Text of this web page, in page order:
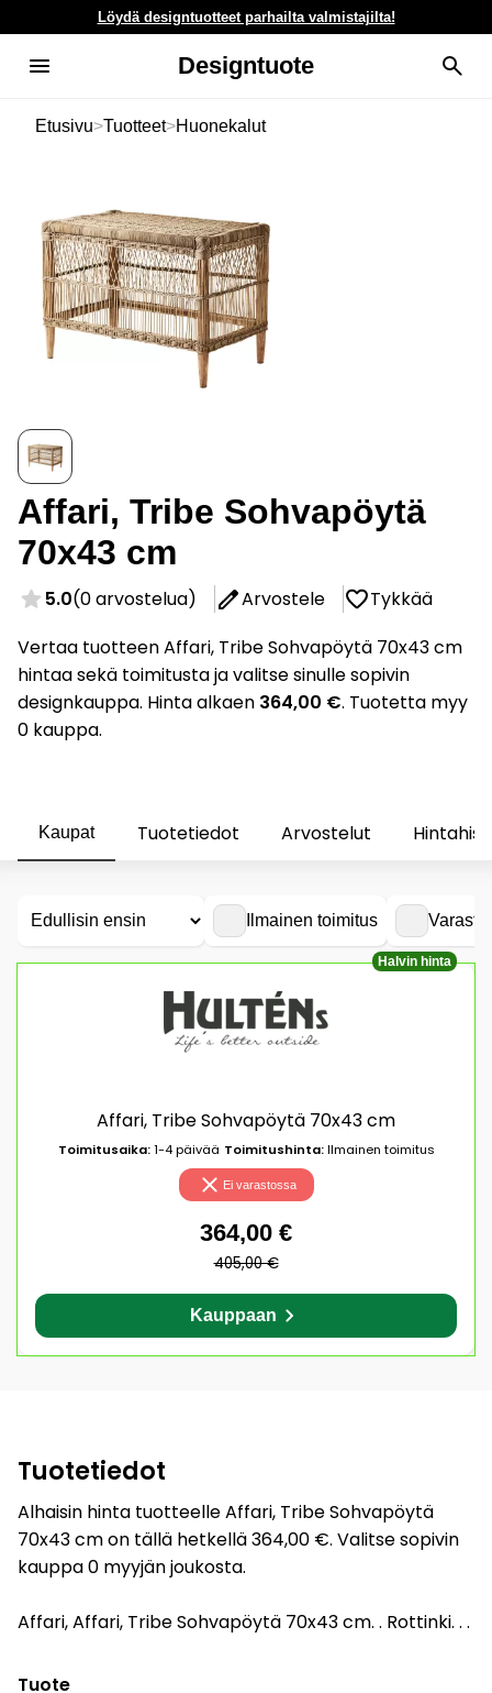
Löydä designtuotteet parhailta valmistajilta!
Designtuote
Etusivu>Tuotteet>Huonekalut
Affari, Tribe Sohvapöytä
70x43 cm
5.0(0 arvostelua) Arvostele
Tykkää
Vertaa tuotteen Affari, Tribe Sohvapöytä 70x43 cm
hintaa sekä toimitusta ja valitse sinulle sopivin
designkauppa. Hinta alkaen 364,00 €. Tuotetta myy
0 kauppa.
Kaupat Tuotetiedot Arvostelut
Ilmainen toimitus
Halvin hinta
Affari, Tribe Sohvapöytä 70x43 cm
Toimitusaika:1-4 päivää Toimitushinta:Ilmainen toimitus
Ei varastossa
364,00 €
405,00 €
Kauppaan
Tuotetiedot
Alhaisin hinta tuotteelle Affari, Tribe Sohvapöytä
70x43 cm on tällä hetkellä 364,00 €. Valitse sopivin
kauppa 0 myyjän joukosta.
Affari, Affari, Tribe Sohvapöytä 70x43 cm. . Rottinki. . .
Tuote